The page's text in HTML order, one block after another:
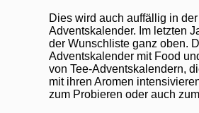
Dies wird auch auffällig in
Adventskalender. Im letzten
der Wunschliste ganz oben.
Adventskalender mit Food
von Tee-Adventskalendern,
mit ihren Aromen
zum Probieren oder auch